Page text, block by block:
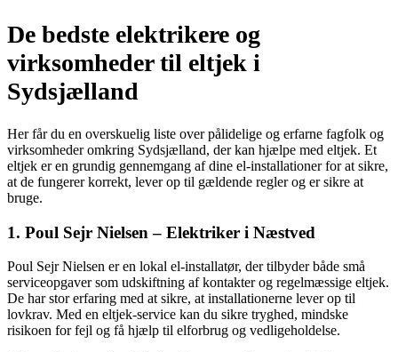
De bedste elektrikere og
virksomheder til eltjek i
Sydsjælland
Her får du en overskuelig liste over pålidelige og erfarne fagfolk og
virksomheder omkring Sydsjælland, der kan hjælpe med eltjek. Et
eltjek er en grundig gennemgang af dine el-installationer for at sikre,
at de fungerer korrekt, lever op til gældende regler og er sikre at
bruge.
1. Poul Sejr Nielsen – Elektriker i Næstved
Poul Sejr Nielsen er en lokal el-installatør, der tilbyder både små
serviceopgaver som udskiftning af kontakter og regelmæssige eltjek.
De har stor erfaring med at sikre, at installationerne lever op til
lovkrav. Med en eltjek-service kan du sikre tryghed, mindske
risikoen for fejl og få hjælp til elforbrug og vedligeholdelse.